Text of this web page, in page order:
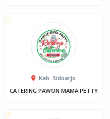
Kab. Sidoarjo
CATERING PAWON MAMA PETTY